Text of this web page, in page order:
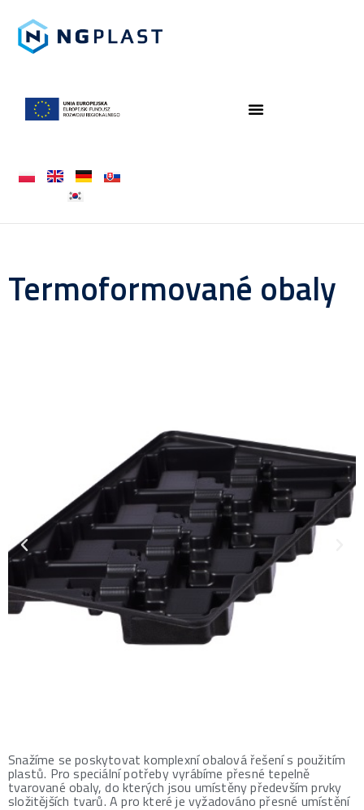
Termoformované obaly
Snažíme se poskytovat komplexní obalová řešení s použitím
plastů. Pro speciální potřeby vyrábíme přesné tepelně
tvarované obaly, do kterých jsou umístěny především prvky
složitějších tvarů. A pro které je vyžadováno přesné umístění